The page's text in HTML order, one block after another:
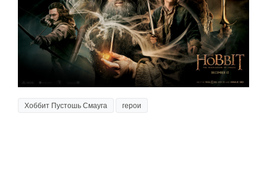
Хоббит Пустошь Смауга герои